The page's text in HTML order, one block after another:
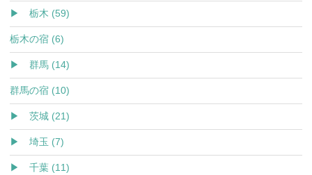
▶ 栃木 (59)
栃木の宿 (6)
▶ 群馬 (14)
群馬の宿 (10)
▶ 茨城 (21)
▶ 埼玉 (7)
▶ 千葉 (11)